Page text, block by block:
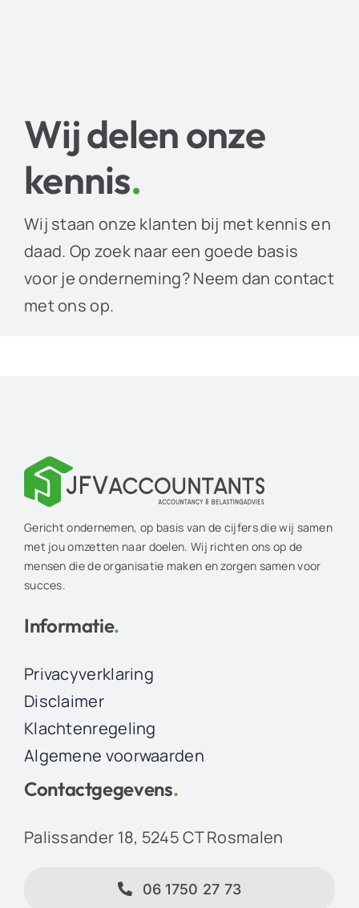
Wij delen onze
kennis.
Wij staan onze klanten bij met kennis en
daad. Op zoek naar een goede basis
voor je onderneming? Neem dan contact
met ons op.
Gericht ondernemen, op basis van de cijfers die wij samen
met jou omzetten naar doelen. Wij richten ons op de
mensen die de organisatie maken en zorgen samen voor
succes.
Informatie.
Privacyverklaring
Disclaimer
Klachtenregeling
Algemene voorwaarden
Contactgegevens.
Palissander 18, 5245 CT Rosmalen
06 1750 27 73